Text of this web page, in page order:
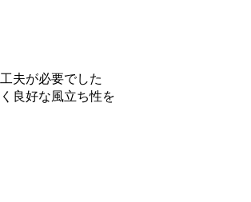
夫が必要でした
良好な風立ち性を